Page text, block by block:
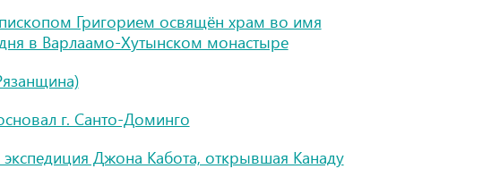
Григорием освящён храм во имя
в Варлаамо-Хутынском монастыре
г. Санто-Доминго
экспедиция Джона Кабота, открывшая Канаду